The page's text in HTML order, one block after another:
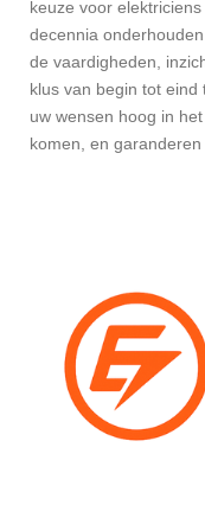
keuze voor
decennia
de vaardigheden,
klus van begin tot eind
uw wensen hoog in
komen, en